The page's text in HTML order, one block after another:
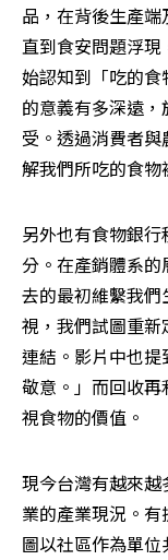
品，在背後生產端
直到食安問題浮
始認知到「吃的
的意義有多深遠
受。透過消費者
解我們所吃的食物
另外也有食物銀
分。在產銷體系
去的最初維繫我
視，我們試圖重
連結。影片中也
敬意。」而回收
視食物的價值。
現今台灣有越來
業的產業現況。
圖以社區作為單